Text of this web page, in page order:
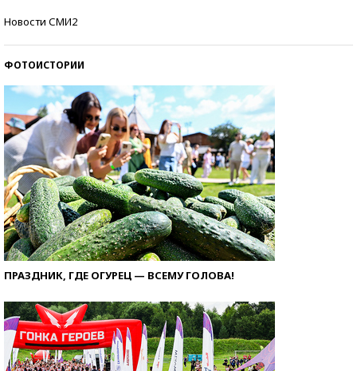
Новости СМИ2
ФОТОИСТОРИИ
ПРАЗДНИК, ГДЕ ОГУРЕЦ — ВСЕМУ ГОЛОВА!